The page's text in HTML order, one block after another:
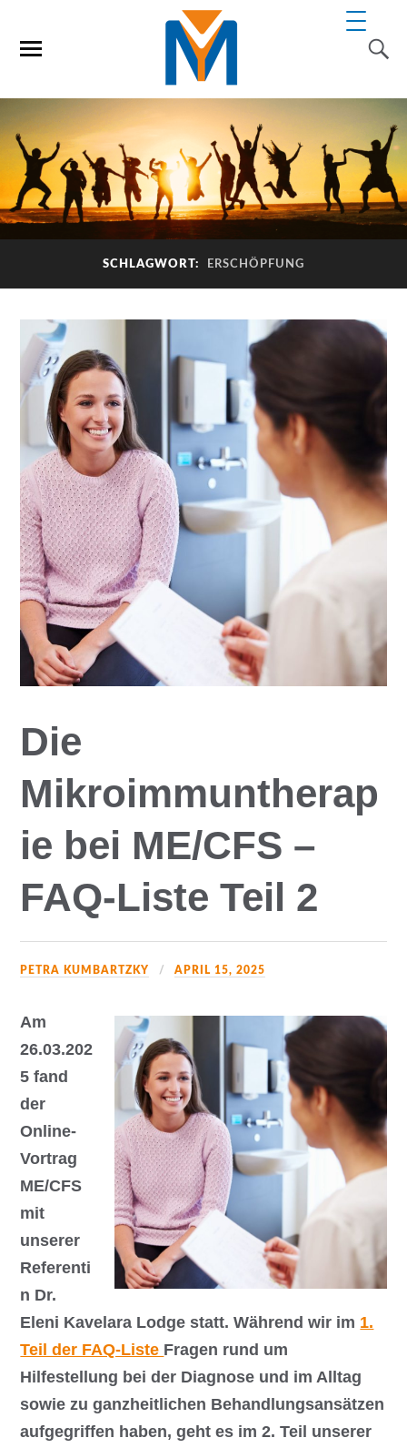
SCHLAGWORT: ERSCHÖPFUNG
Die
Mikroimmuntherap
ie bei ME/CFS –
FAQ-Liste Teil 2
PETRA KUMBARTZKY APRIL 15, 2025
Am
26.03.202
5 fand
der
Online-
Vortrag
ME/CFS
mit
unserer
Referenti
n Dr.
Eleni Kavelara Lodge statt. Während wir im 1.
Teil der FAQ-Liste Fragen rund um
Hilfestellung bei der Diagnose und im Alltag
sowie zu ganzheitlichen Behandlungsansätzen
aufgegriffen haben, geht es im 2. Teil unserer